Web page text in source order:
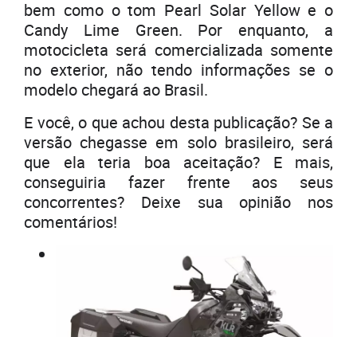
bem como o tom Pearl Solar Yellow e o
Candy Lime Green. Por enquanto, a
motocicleta será comercializada somente
no exterior, não tendo informações se o
modelo chegará ao Brasil.
E você, o que achou desta publicação? Se a
versão chegasse em solo brasileiro, será
que ela teria boa aceitação? E mais,
conseguiria fazer frente aos seus
concorrentes? Deixe sua opinião nos
comentários!